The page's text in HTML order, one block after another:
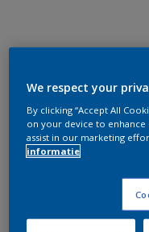
We respect your
By clicking “Accept All
on your device to enhance
assist in our marketing
informatie